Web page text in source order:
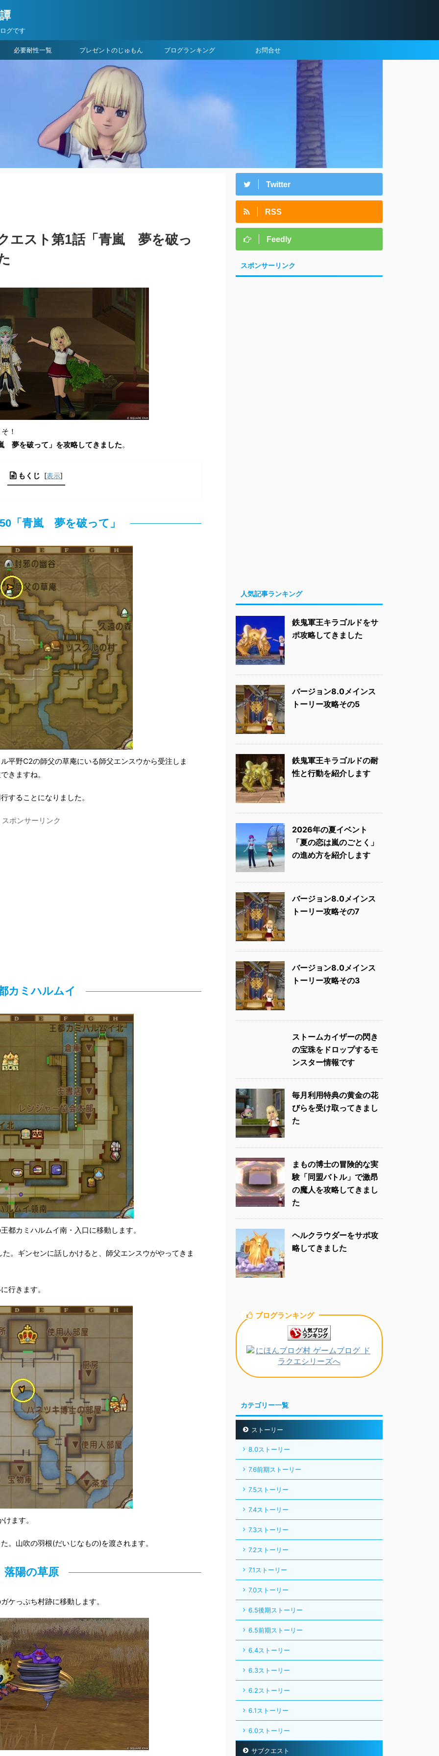
グです
必要耐性一覧 プレゼントのじゅもん ブログランキング お問合せ
エスト第1話「青嵐 夢を破っ
！
夢を破って」を攻略してきました。
もくじ [表示]
「青嵐 夢を破って」
野C2の師父の草庵にいる師父エンスウから受注しま
きますね。
することになりました。
スポンサーリンク
カミハルムイ
都カミハルムイ南・入口に移動します。
。ギンセンに話しかけると、師父エンスウがやってきま
行きます。
ます。
。山吹の羽根(だいじなもの)を渡されます。
落陽の草原
ケっぷち村跡に移動します。
Twitter
RSS
Feedly
スポンサーリンク
人気記事ランキング
鉄鬼軍王キラゴルドをサ
ポ攻略してきました
バージョン8.0メインス
トーリー攻略その5
鉄鬼軍王キラゴルドの耐
性と行動を紹介します
2026年の夏イベント
「夏の恋は嵐のごとく」
の進め方を紹介します
バージョン8.0メインス
トーリー攻略その7
バージョン8.0メインス
トーリー攻略その3
ストームカイザーの閃き
の宝珠をドロップするモ
ンスター情報です
毎月利用特典の黄金の花
びらを受け取ってきまし
た
まもの博士の冒険的な実
験「同盟バトル」で激昂
の魔人を攻略してきまし
た
ヘルクラウダーをサポ攻
略してきました
ブログランキング
カテゴリー一覧
ストーリー
8.0ストーリー
7.6前期ストーリー
7.5ストーリー
7.4ストーリー
7.3ストーリー
7.2ストーリー
7.1ストーリー
7.0ストーリー
6.5後期ストーリー
6.5前期ストーリー
6.4ストーリー
6.3ストーリー
6.2ストーリー
6.1ストーリー
6.0ストーリー
サブクエスト